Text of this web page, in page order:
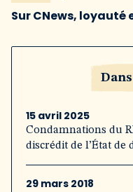
Sur CNews, loyauté
15 avril 2025
Condamnations du
discrédit de l’État de
29 mars 2018